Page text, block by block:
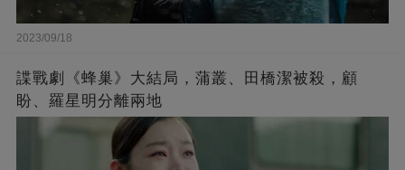
2023/09/18
諜戰劇《蜂巢》大結局，蒲叢、田橋潔被殺，顧
盼、羅星明分離兩地